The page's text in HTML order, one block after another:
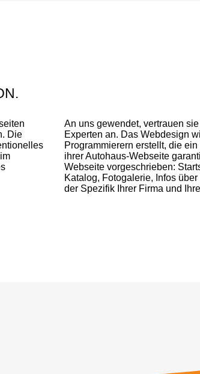
Die
An uns gewendet, vertrauen
Experten an. Das Webdesign
Programmierern erstellt, die
ihrer Autohaus-Webseite
Webseite vorgeschrieben:
Katalog, Fotogalerie, Infos
der Spezifik Ihrer Firma und